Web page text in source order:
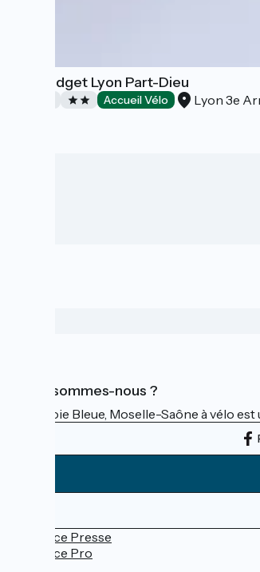
Ibis Budget Lyon Part-Dieu
Accueil Vélo Lyon 3e
Qui sommes-nous ?
La Voie Bleue, Moselle-Saône à vélo
Espace Presse
Espace Pro